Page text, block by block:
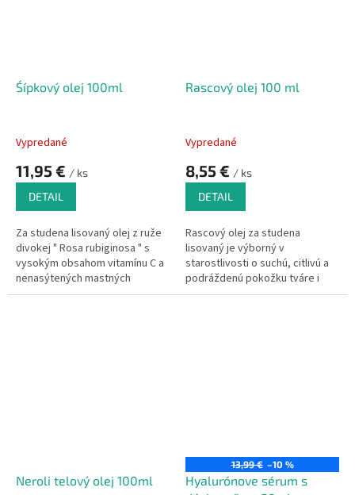
Śípkový olej 100ml
Vypredané
11,95 € / ks
DETAIL
Za studena lisovaný olej z ruže
divokej " Rosa rubiginosa " s
vysokým obsahom vitamínu C a
nenasýtených mastných
kyselín. Má skvelé regeneračné
Rascový olej 100 ml
Vypredané
8,55 € / ks
DETAIL
Rascový olej za studena
lisovaný je výborný v
starostlivosti o suchú, citlivú a
podráždenú pokožku tváre i
pokožky celého tela.
Neroli telový olej 100ml
13,99 € –10 %
Hyalurónove sérum s